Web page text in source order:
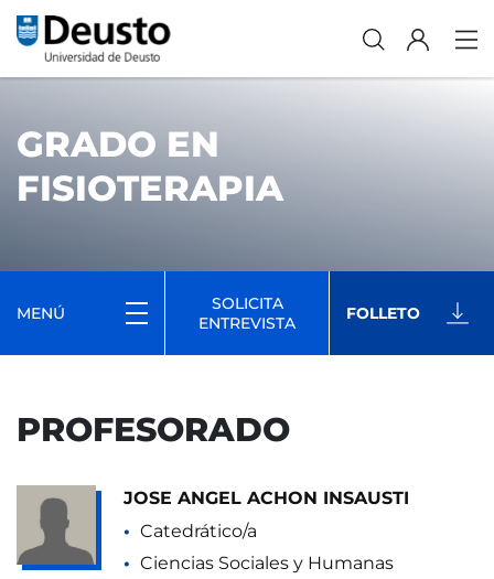
GRADO EN
FISIOTERAPIA
MENÚ
SOLICITA
ENTREVISTA
FOLLETO
PROFESORADO
JOSE ANGEL ACHON INSAUSTI
Catedrático/a
Ciencias Sociales y Humanas